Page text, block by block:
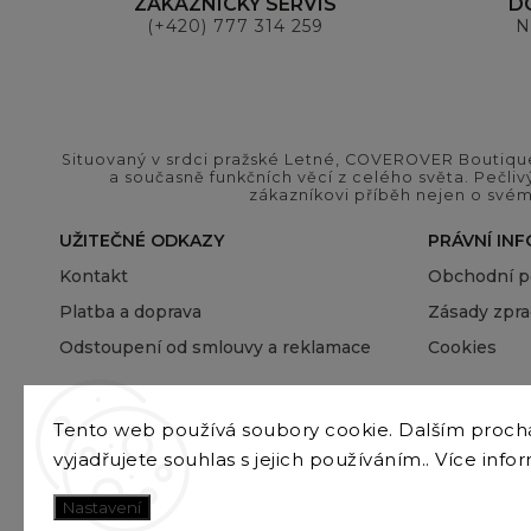
Tento web používá soubory cookie. Dalším
vyjadřujete souhlas s jejich používáním.. Více
Nastavení
(+420) 777 314 259
Situovaný v srdci pražské Letné, COVEROVER
a současně funkčních věcí z celého světa.
zákazníkovi příběh nejen o
UŽITEČNÉ ODKAZY
Kontakt
Platba a doprava
Odstoupení od smlouvy a reklamace
PRÁVNÍ
Obchodní
Zásady
Cookies